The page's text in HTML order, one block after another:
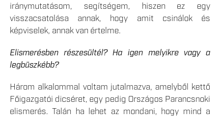
iránymutatásom, segítségem, hiszen ez egy
visszacsatolása annak, hogy amit csinálok és
képviselek, annak van értelme.
Elismerésben részesültél? Ha igen melyikre vagy a
legbüszkébb?
Három alkalommal voltam jutalmazva, amelyből kettő
Főigazgatói dicséret, egy pedig Országos Parancsnoki
elismerés. Talán ha lehet az mondani, hogy mind a